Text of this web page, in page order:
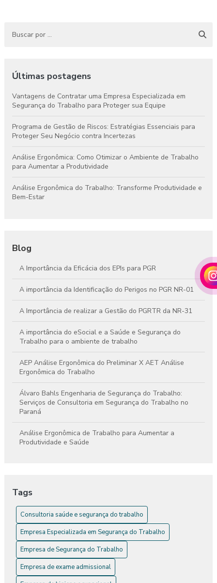
Últimas postagens
Vantagens de Contratar uma Empresa Especializada em
Segurança do Trabalho para Proteger sua Equipe
Programa de Gestão de Riscos: Estratégias Essenciais para
Proteger Seu Negócio contra Incertezas
Análise Ergonômica: Como Otimizar o Ambiente de Trabalho
para Aumentar a Produtividade
Análise Ergonômica do Trabalho: Transforme Produtividade e
Bem-Estar
Blog
A Importância da Eficácia dos EPIs para PGR
A importância da Identificação do Perigos no PGR NR-01
A Importância de realizar a Gestão do PGRTR da NR-31
A importância do eSocial e a Saúde e Segurança do
Trabalho para o ambiente de trabalho
AEP Análise Ergonômica do Preliminar X AET Análise
Ergonômica do Trabalho
Álvaro Bahls Engenharia de Segurança do Trabalho:
Serviços de Consultoria em Segurança do Trabalho no
Paraná
Análise Ergonômica de Trabalho para Aumentar a
Produtividade e Saúde
Análise Ergonômica de Trabalho: Guia Completo
Análise Ergonômica do Ambiente de Trabalho
Análise Ergonômica do Trabalho: Essencial Para a
Segurança e Saúde No Trabalho
Análise Ergonômica do Trabalho: Transforme Produtividade
e Bem-Estar
Tags
Consultoria saúde e segurança do trabalho
Empresa Especializada em Segurança do Trabalho
Empresa de Segurança do Trabalho
Empresa de exame admissional